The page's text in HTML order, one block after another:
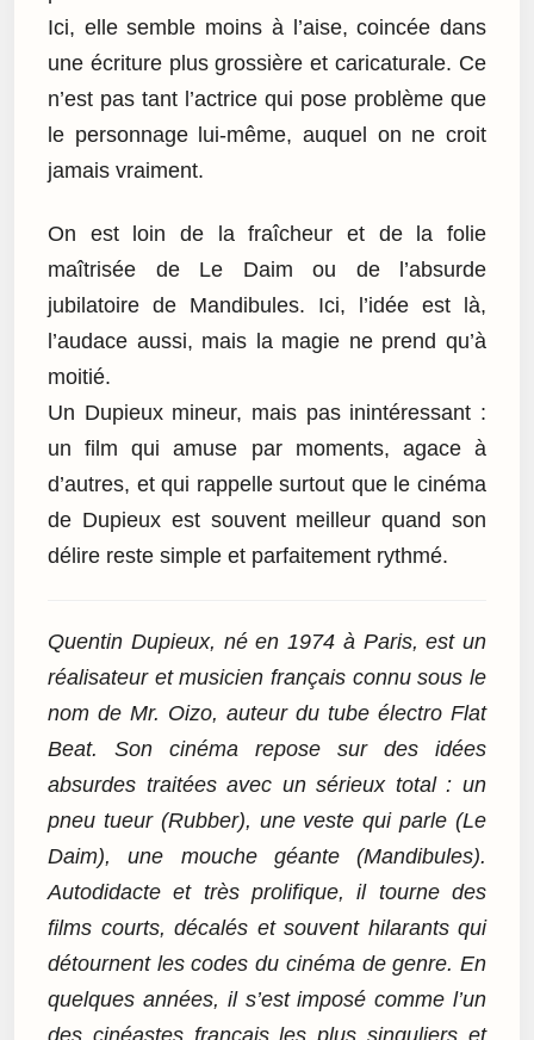
Ici, elle semble moins à l’aise, coincée dans
une écriture plus grossière et caricaturale. Ce
n’est pas tant l’actrice qui pose problème que
le personnage lui-même, auquel on ne croit
jamais vraiment.
On est loin de la fraîcheur et de la folie
maîtrisée de Le Daim ou de l’absurde
jubilatoire de Mandibules. Ici, l’idée est là,
l’audace aussi, mais la magie ne prend qu’à
moitié.
Un Dupieux mineur, mais pas inintéressant :
un film qui amuse par moments, agace à
d’autres, et qui rappelle surtout que le cinéma
de Dupieux est souvent meilleur quand son
délire reste simple et parfaitement rythmé.
Quentin Dupieux, né en 1974 à Paris, est un
réalisateur et musicien français connu sous le
nom de Mr. Oizo, auteur du tube électro Flat
Beat. Son cinéma repose sur des idées
absurdes traitées avec un sérieux total : un
pneu tueur (Rubber), une veste qui parle (Le
Daim), une mouche géante (Mandibules).
Autodidacte et très prolifique, il tourne des
films courts, décalés et souvent hilarants qui
détournent les codes du cinéma de genre. En
quelques années, il s’est imposé comme l’un